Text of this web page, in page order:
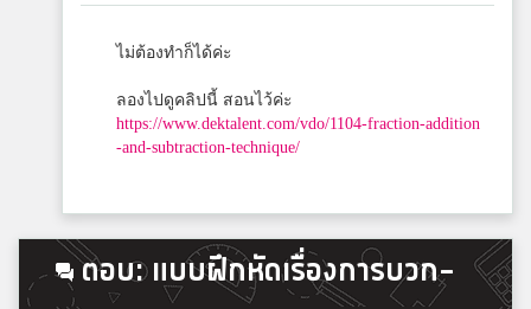
สมาชิก Dektalent.com
ธีรศักดิ์ เนียมขุนทด
สมาชิก Dektalent.com
สมาชิก Dektalent.com
ไม่ต้องทำก็ได้ค่ะ
ลองไปดูคลิปนี้ สอนไว้ค่ะ
https://www.dektalent.com/vdo/1104-fraction-addition
-and-subtraction-technique/
ตอบ: แบบฝึกหัดเรื่องการบวก-